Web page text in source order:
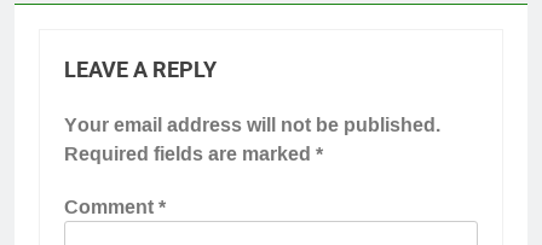
LEAVE A REPLY
Your email address will not be published.
Required fields are marked*
Comment*